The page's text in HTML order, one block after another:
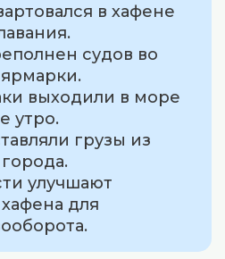
в хафене
судов во
выходили в море
утро.
грузы из
улучшают
для